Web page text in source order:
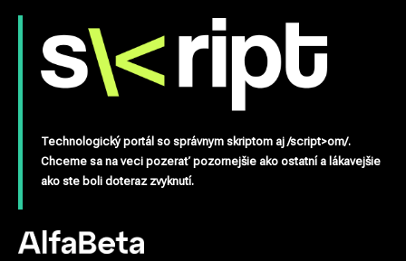
Technologický portál so správnym skriptom aj /script>om/.
Chceme sa na veci pozerať pozornejšie ako ostatní a lákavejšie
ako ste boli doteraz zvyknutí.